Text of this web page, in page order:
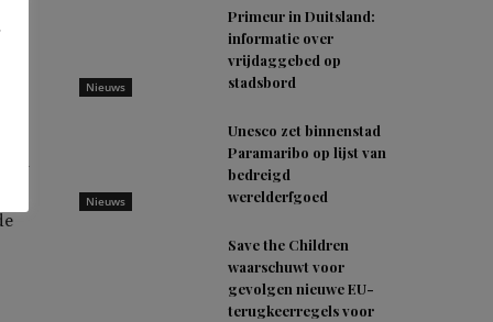
Nieuws
Primeur in Duitsland:
informatie over
vrijdaggebed op
stadsbord
Nieuws
Unesco zet binnenstad
Paramaribo op lijst van
bedreigd
werelderfgoed
Save the Children
waarschuwt voor
gevolgen nieuwe EU-
terugkeerregels voor